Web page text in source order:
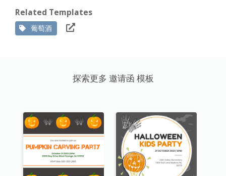
Related Templates
葡萄酒
探索更多 邀请函 模板